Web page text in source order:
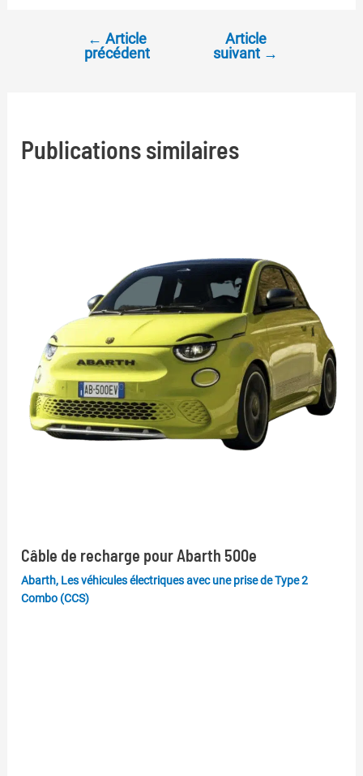
Navigation
← Article
précédent
Article
suivant →
Publications similaires
Câble de recharge pour Abarth 500e
Abarth, Les véhicules électriques avec une prise de Type 2
Combo (CCS)